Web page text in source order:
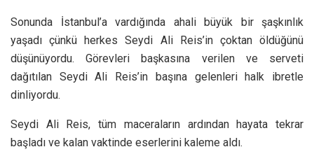
Sonunda İstanbul’a vardığında ahali büyük bir şaşkınlık
yaşadı çünkü herkes Seydi Ali Reis’in çoktan öldüğünü
düşünüyordu. Görevleri başkasına verilen ve serveti
dağıtılan Seydi Ali Reis’in başına gelenleri halk ibretle
dinliyordu.
Seydi Ali Reis, tüm maceraların ardından hayata tekrar
başladı ve kalan vaktinde eserlerini kaleme aldı.